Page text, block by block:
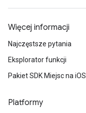
Więcej informacji
Najczęstsze pytania
Eksplorator funkcji
Pakiet SDK Miejsc na iOS
Platformy